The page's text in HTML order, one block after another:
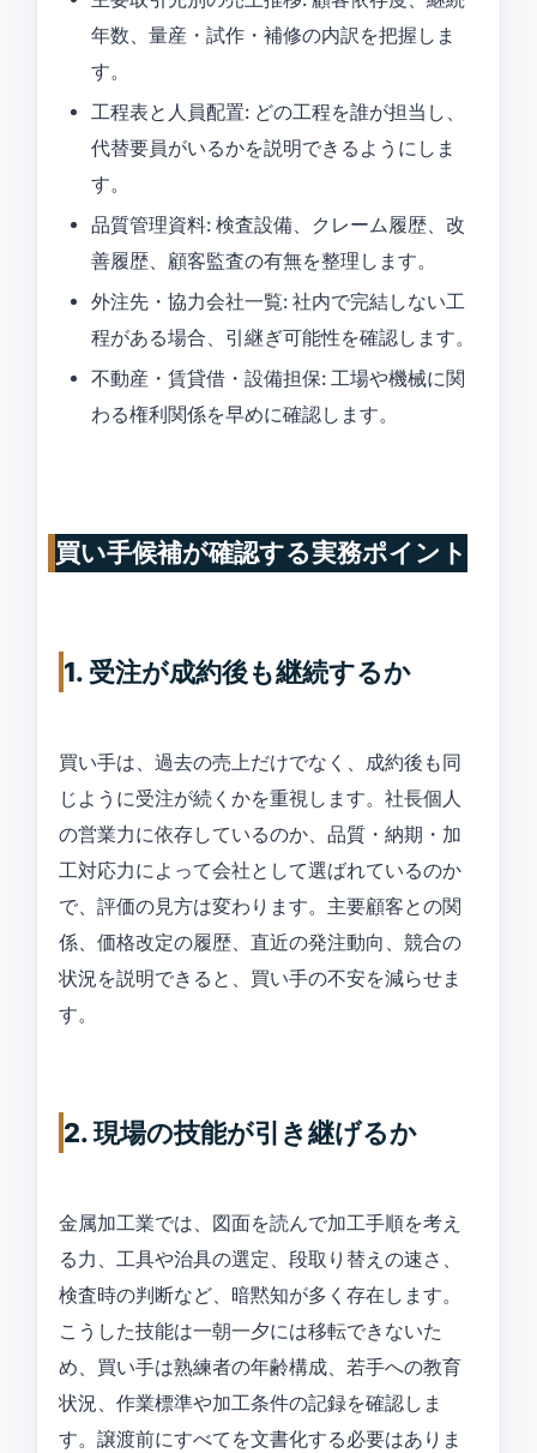
年数、量産・試作・補修の内訳を把握しま
す。
工程表と人員配置: どの工程を誰が担当し、
代替要員がいるかを説明できるようにしま
す。
品質管理資料: 検査設備、クレーム履歴、改
善履歴、顧客監査の有無を整理します。
外注先・協力会社一覧: 社内で完結しない工
程がある場合、引継ぎ可能性を確認します。
不動産・賃貸借・設備担保: 工場や機械に関
わる権利関係を早めに確認します。
買い手候補が確認する実務ポイント
1. 受注が成約後も継続するか
買い手は、過去の売上だけでなく、成約後も同
じように受注が続くかを重視します。社長個人
の営業力に依存しているのか、品質・納期・加
工対応力によって会社として選ばれているのか
で、評価の見方は変わります。主要顧客との関
係、価格改定の履歴、直近の発注動向、競合の
状況を説明できると、買い手の不安を減らせま
す。
2. 現場の技能が引き継げるか
金属加工業では、図面を読んで加工手順を考え
る力、工具や治具の選定、段取り替えの速さ、
検査時の判断など、暗黙知が多く存在します。
こうした技能は一朝一夕には移転できないた
め、買い手は熟練者の年齢構成、若手への教育
状況、作業標準や加工条件の記録を確認しま
す。譲渡前にすべてを文書化する必要はありま